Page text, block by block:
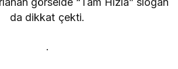
da dikkat çekti.
.